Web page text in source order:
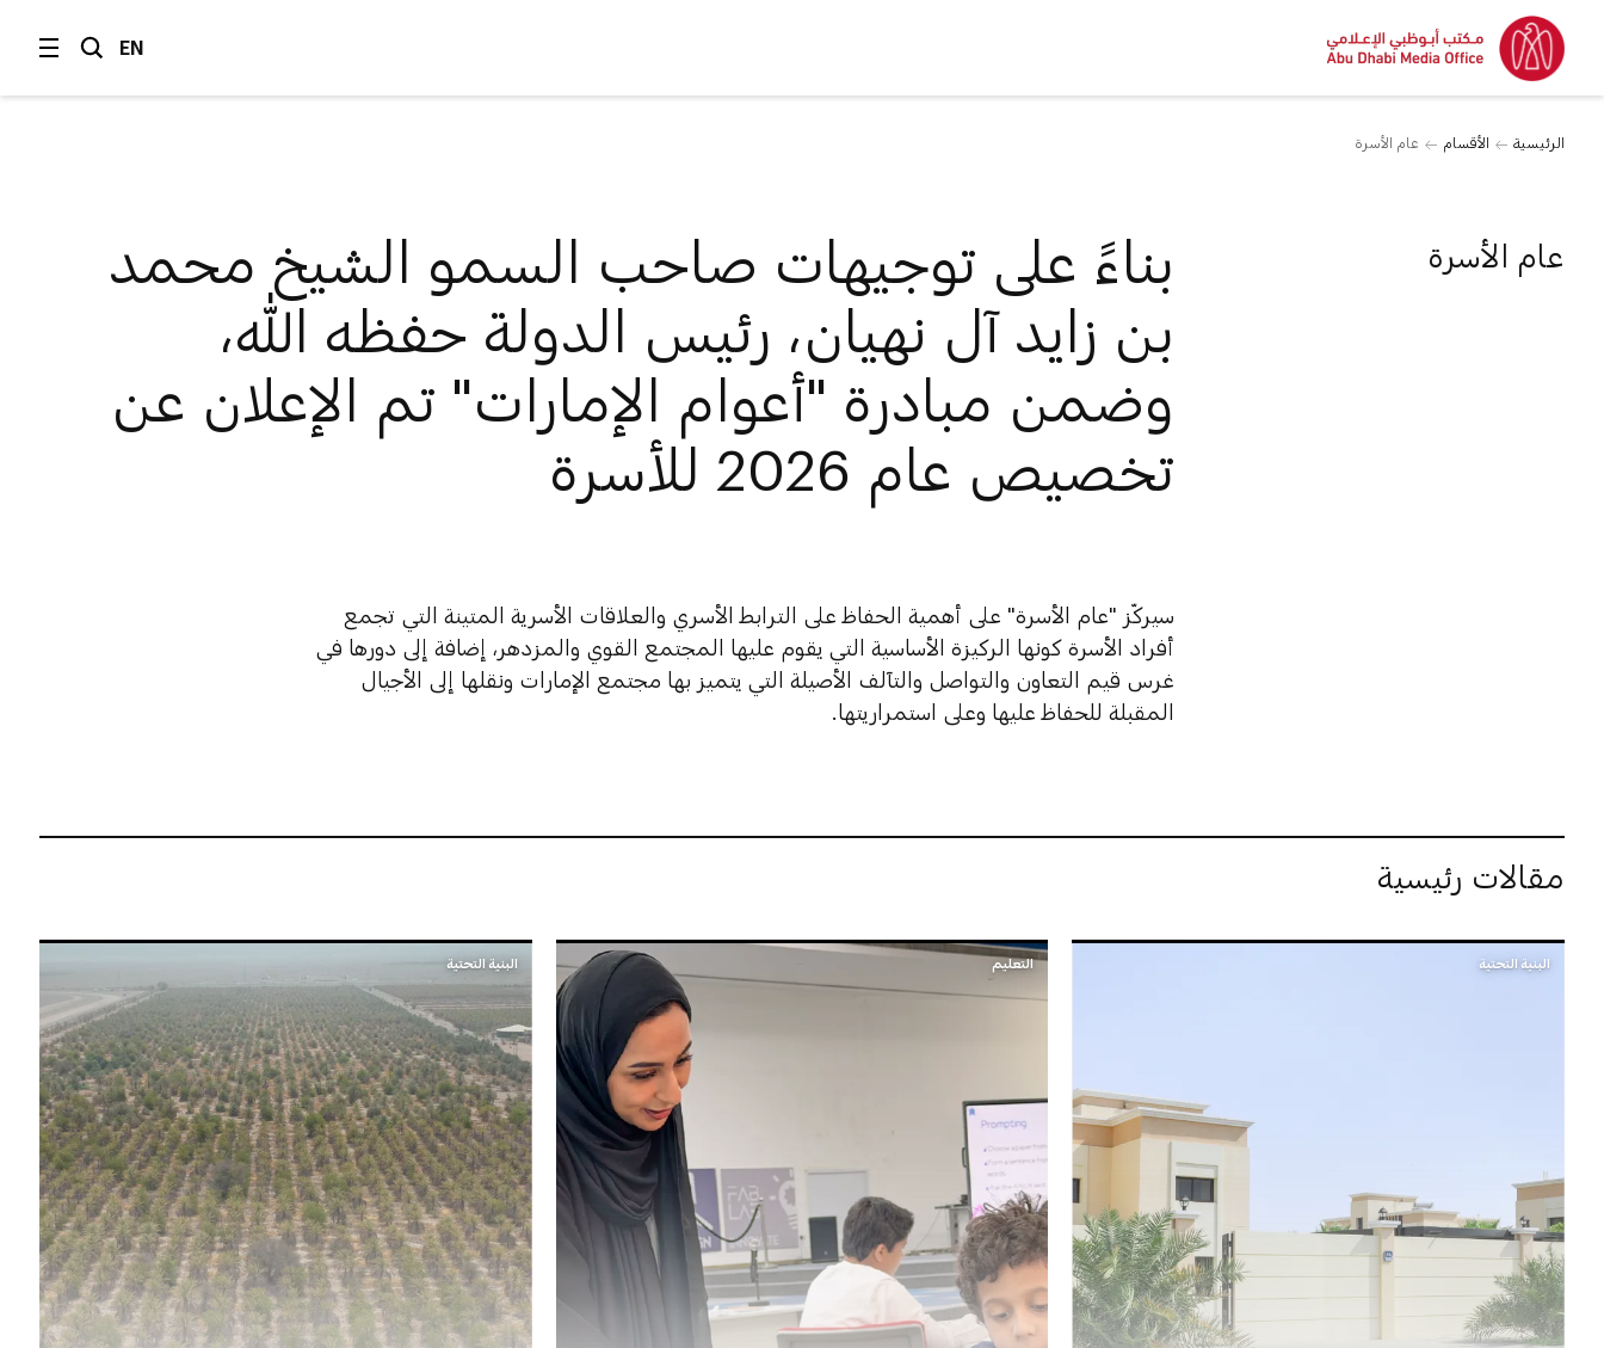
EN
الرئيسية الأقسام عام الأسرة
عام الأسرة بناءً على توجيهات صاحب السمو الشيخ محمد
بن زايد آل نهيان، رئيس الدولة حفظه الله،
وضمن مبادرة "أعوام الإمارات" تم الإعلان عن
تخصيص عام 2026 للأسرة
سيركّز "عام الأسرة" على أهمية الحفاظ على الترابط الأسري والعلاقات الأسرية المتينة التي تجمع
أفراد الأسرة كونها الركيزة الأساسية التي يقوم عليها المجتمع القوي والمزدهر، إضافة إلى دورها في
غرس قيم التعاون والتواصل والتآلف الأصيلة التي يتميز بها مجتمع الإمارات ونقلها إلى الأجيال
المقبلة للحفاظ عليها وعلى استمراريتها.
مقالات رئيسية
البنية التحتية التعليم البنية التحتية